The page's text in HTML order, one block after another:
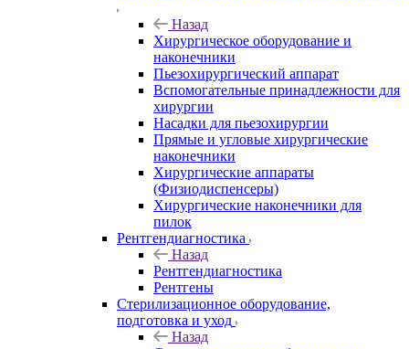
Назад
Хирургическое оборудование и
наконечники
Пьезохирургический аппарат
Вспомогательные принадлежности для
хирургии
Насадки для пьезохирургии
Прямые и угловые хирургические
наконечники
Хирургические аппараты
(Физиодиспенсеры)
Хирургические наконечники для
пилок
Рентгендиагностика
Назад
Рентгендиагностика
Рентгены
Стерилизационное оборудование,
подготовка и уход
Назад